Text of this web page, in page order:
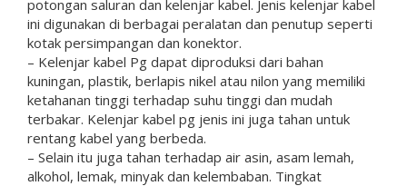
potongan saluran dan kelenjar kabel. Jenis kelenjar kabel
ini digunakan di berbagai peralatan dan penutup seperti
kotak persimpangan dan konektor.
– Kelenjar kabel Pg dapat diproduksi dari bahan
kuningan, plastik, berlapis nikel atau nilon yang memiliki
ketahanan tinggi terhadap suhu tinggi dan mudah
terbakar. Kelenjar kabel pg jenis ini juga tahan untuk
rentang kabel yang berbeda.
– Selain itu juga tahan terhadap air asin, asam lemah,
alkohol, lemak, minyak dan kelembaban. Tingkat